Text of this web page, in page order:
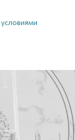
условиями